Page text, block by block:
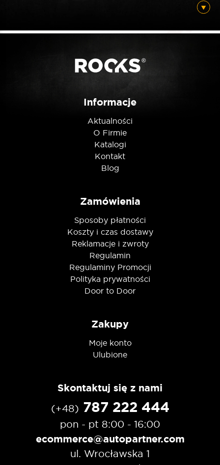
Informacje
Aktualności
O Firmie
Katalogi
Kontakt
Blog
Zamówienia
Sposoby płatności
Koszty i czas dostawy
Reklamacje i zwroty
Regulamin
Regulaminy Promocji
Polityka prywatności
Door to Door
Zakupy
Moje konto
Ulubione
Skontaktuj się z nami
(+48) 787 222 444
pon - pt 8:00 - 16:00
ecommerce@autopartner.com
ul. Wrocławska 1